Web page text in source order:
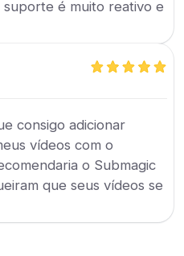
é muito reativo e
consigo adicionar
vídeos com o
o Submagic
que seus vídeos se